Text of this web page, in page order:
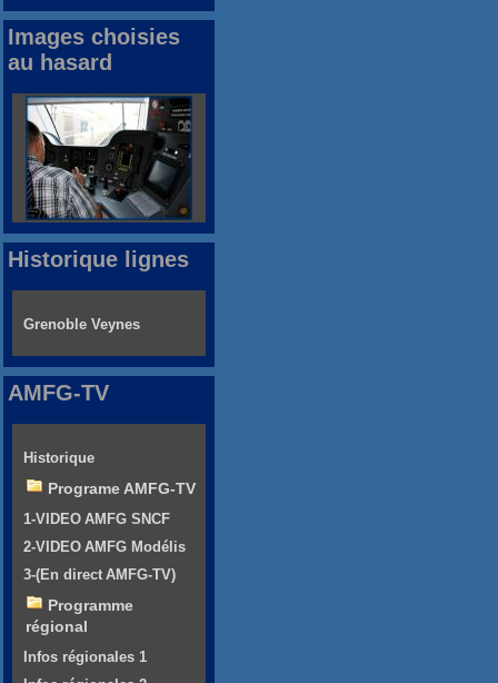
Images choisies
au hasard
Historique lignes
Grenoble Veynes
AMFG-TV
Historique
Programe AMFG-TV
1-VIDEO AMFG SNCF
2-VIDEO AMFG Modélis
3-(En direct AMFG-TV)
Programme
régional
Infos régionales 1